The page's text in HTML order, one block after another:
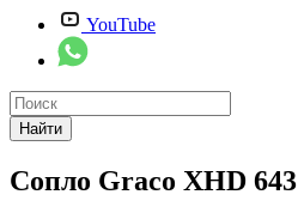
YouTube
Найти
Сопло Graco XHD 643